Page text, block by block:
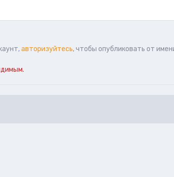
авторизуйтесь, чтобы опубликовать от